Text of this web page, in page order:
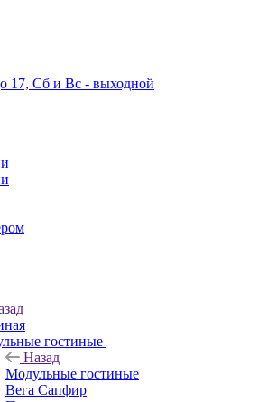
17, Сб и Вс - выходной
гостиные
Назад
Модульные гостиные
Вега Сапфир